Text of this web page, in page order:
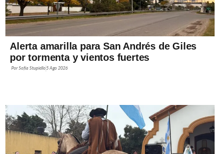
Alerta amarilla para San Andrés de Giles
por tormenta y vientos fuertes
PorSofía Stupiello5 Ago 2026